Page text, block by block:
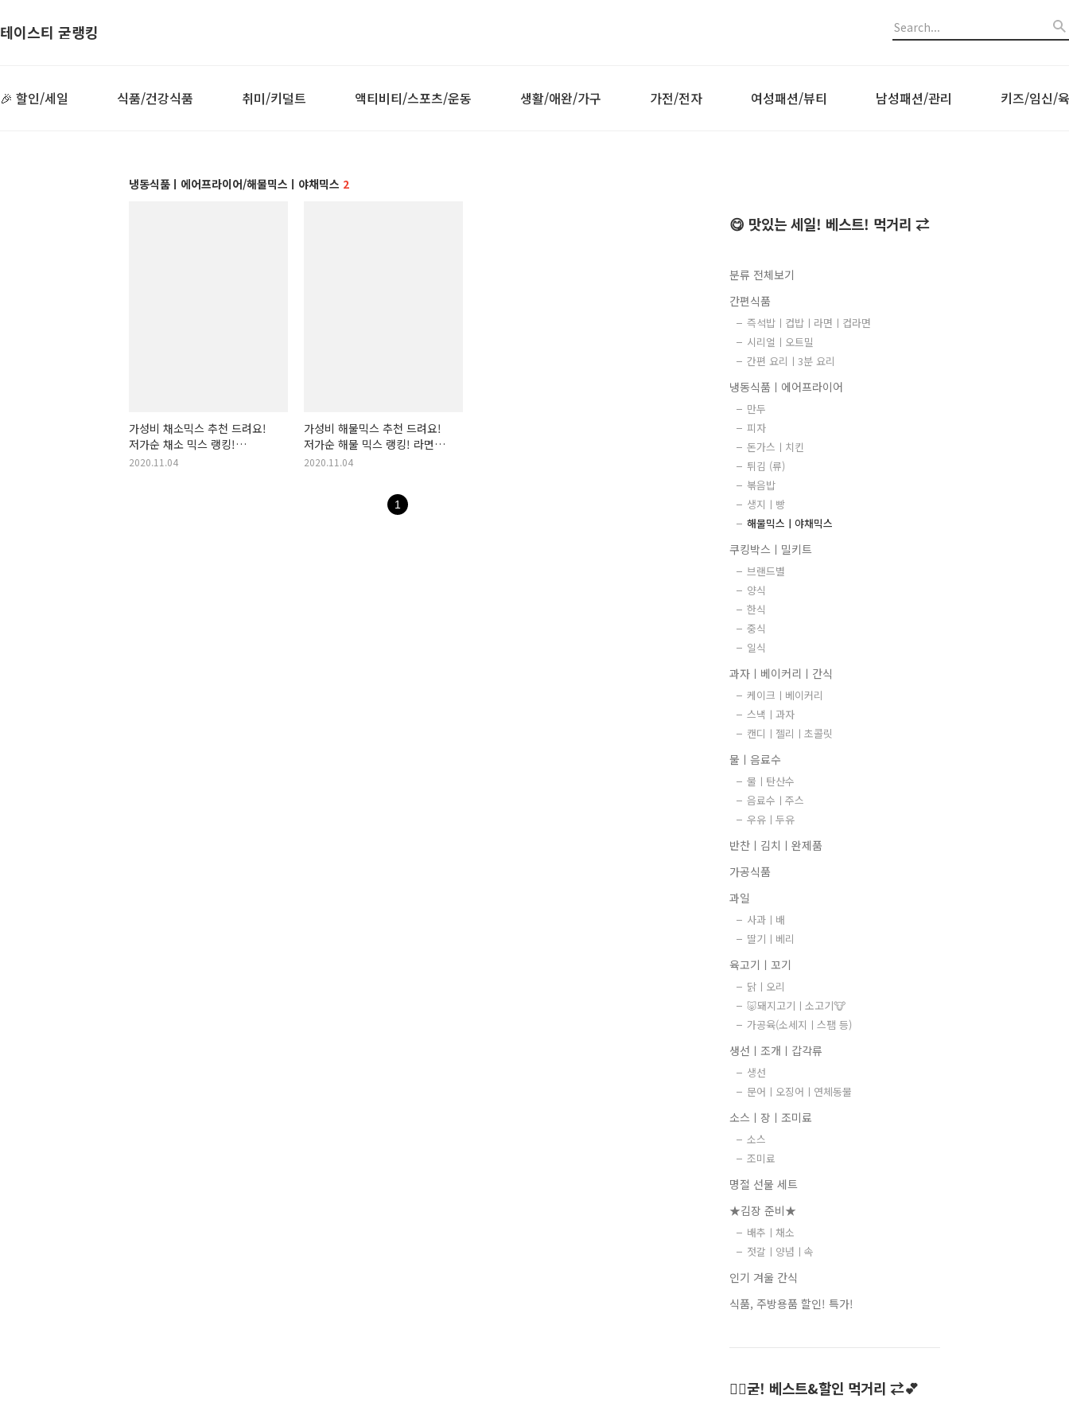
테이스티 굳랭킹
🎉 할인/세일 식품/건강식품 취미/키덜트 액티비티/스포츠/운동 생활/애완/가구 가전/전자 여성패션/뷰티 남성패션/관리 키즈/임신/
냉동식품ㅣ에어프라이어/해물믹스ㅣ야채믹스 2
가성비 채소믹스 추천 드려요!
저가순 채소 믹스 랭킹!
야채믹스, 야채 믹스, 샐러드
2020.11.04
가성비 해물믹스 추천 드려요!
저가순 해물 믹스 랭킹! 라면
건더기! 볶음밥 건더기! 라면
2020.11.04
1
😋 맛있는 세일! 베스트! 먹거리 ⇄
분류 전체보기
간편식품
즉석밥ㅣ컵밥ㅣ라면ㅣ컵라면
시리얼ㅣ오트밀
간편 요리ㅣ3분 요리
냉동식품ㅣ에어프라이어
만두
피자
돈가스ㅣ치킨
튀김 (류)
볶음밥
생지ㅣ빵
해물믹스ㅣ야채믹스
쿠킹박스ㅣ밀키트
브랜드별
양식
한식
중식
일식
과자ㅣ베이커리ㅣ간식
케이크ㅣ베이커리
스낵ㅣ과자
캔디ㅣ젤리ㅣ초콜릿
물ㅣ음료수
물ㅣ탄산수
음료수ㅣ주스
우유ㅣ두유
반찬ㅣ김치ㅣ완제품
가공식품
과일
사과ㅣ배
딸기ㅣ베리
육고기ㅣ꼬기
닭ㅣ오리
🐷돼지고기ㅣ소고기🐮
가공육(소세지ㅣ스팸 등)
생선ㅣ조개ㅣ갑각류
생선
문어ㅣ오징어ㅣ연체동물
소스ㅣ장ㅣ조미료
소스
조미료
명절 선물 세트
★김장 준비★
배추ㅣ채소
젓갈ㅣ양념ㅣ속
인기 겨울 간식
식품, 주방용품 할인! 특가!
👍🏻굳! 베스트&할인 먹거리 ⇄💕